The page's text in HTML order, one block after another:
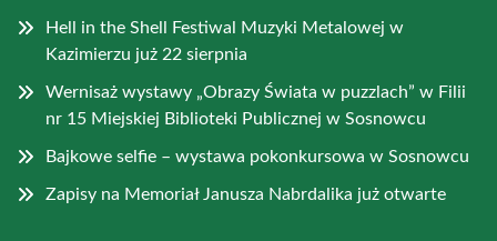
Hell in the Shell Festiwal Muzyki Metalowej w
Kazimierzu już 22 sierpnia
Wernisaż wystawy „Obrazy Świata w puzzlach” w Filii
nr 15 Miejskiej Biblioteki Publicznej w Sosnowcu
Bajkowe selfie – wystawa pokonkursowa w Sosnowcu
Zapisy na Memoriał Janusza Nabrdalika już otwarte